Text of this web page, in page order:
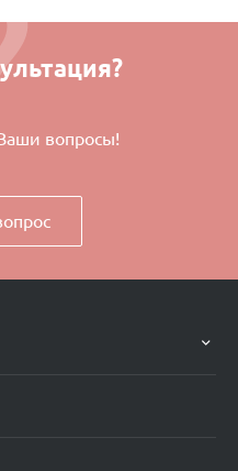
вопросы!